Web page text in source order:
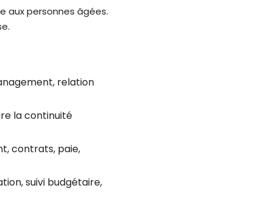
aux personnes âgées.
relation
la continuité
contrats, paie,
suivi budgétaire,